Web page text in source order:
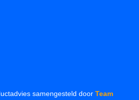
samengesteld door Team